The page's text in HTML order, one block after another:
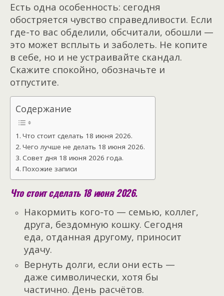
Есть одна особенность: сегодня
обостряется чувство справедливости. Если
где-то вас обделили, обсчитали, обошли —
это может всплыть и заболеть. Не копите
в себе, но и не устраивайте скандал.
Скажите спокойно, обозначьте и
отпустите.
Содержание
Что стоит сделать 18 июня 2026.
Чего лучше не делать 18 июня 2026.
Совет дня 18 июня 2026 года.
Похожие записи
Что стоит сделать 18 июня 2026.
Накормить кого-то — семью, коллег,
друга, бездомную кошку. Сегодня
еда, отданная другому, приносит
удачу.
Вернуть долги, если они есть —
даже символически, хотя бы
частично. День расчётов.